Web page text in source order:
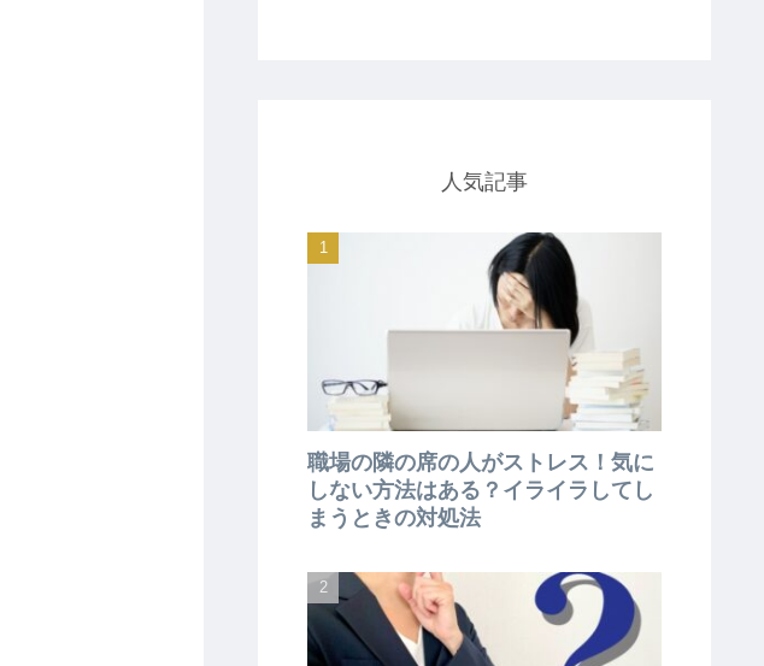
人気記事
職場の隣の席の人がストレス！気に
しない方法はある？イライラしてし
まうときの対処法